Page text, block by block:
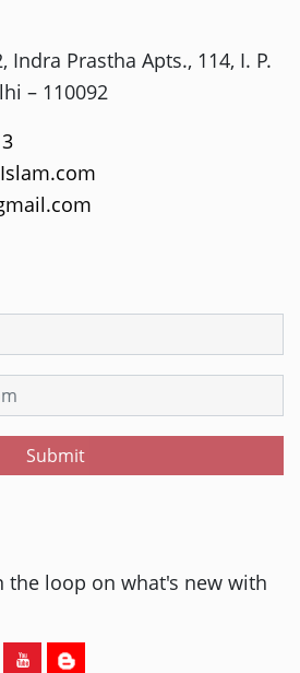
Indra Prastha Apts., 114, I. P.
– 110092
Submit
the loop on what's new with